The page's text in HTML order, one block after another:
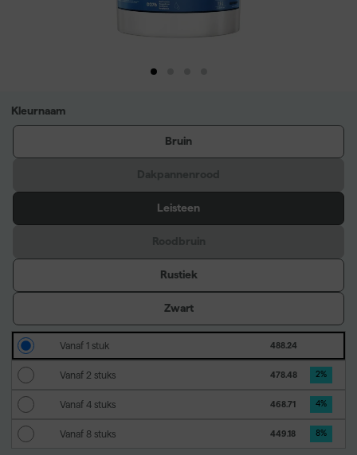
Kleurnaam
Bruin
Leisteen
Rustiek
Zwart
Vanaf 1 stuk 488.24
Vanaf 2 stuks 478.48 2%
Vanaf 4 stuks 468.71 4%
Vanaf 8 stuks 449.18 8%